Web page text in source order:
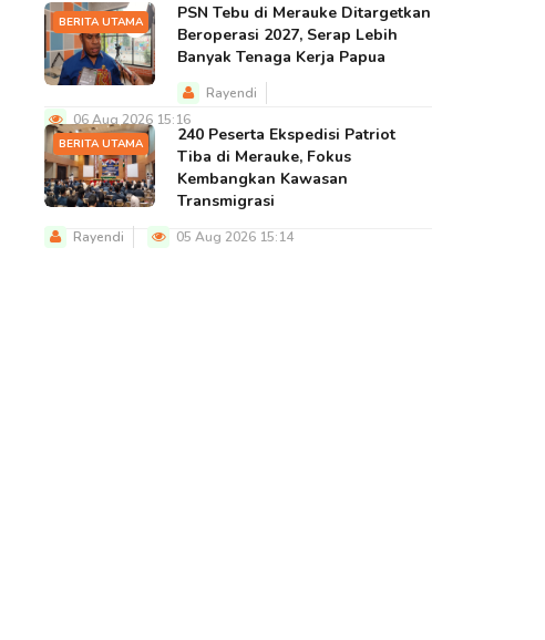
BERITA UTAMA
PSN Tebu di Merauke Ditargetkan
Beroperasi 2027, Serap Lebih
Banyak Tenaga Kerja Papua
Rayendi
06 Aug 2026 15:16
BERITA UTAMA
240 Peserta Ekspedisi Patriot
Tiba di Merauke, Fokus
Kembangkan Kawasan
Transmigrasi
Rayendi 05 Aug 2026 15:14